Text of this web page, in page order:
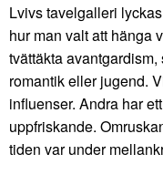
Lvivs tavelgalleri
hur man valt att hänga
tvättäkta
romantik eller jugend.
influenser. Andra har
uppfriskande.
tiden var under